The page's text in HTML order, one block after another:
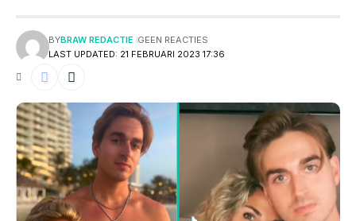
LAST UPDATED: 21 FEBRUARI 2023 17:36
BYBRAW REDACTIE GEEN REACTIES